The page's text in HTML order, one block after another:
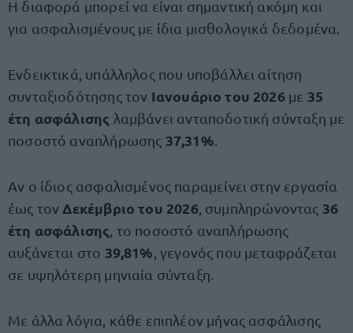
Η διαφορά μπορεί να είναι σημαντική ακόμη και
για ασφαλισμένους με ίδια μισθολογικά δεδομένα.
Ενδεικτικά, υπάλληλος που υποβάλλει αίτηση
συνταξιοδότησης τον Ιανουάριο του 2026με 35
έτη ασφάλισης λαμβάνει ανταποδοτική σύνταξη με
ποσοστό αναπλήρωσης 37,31%
Αν ο ίδιος ασφαλισμένος παραμείνει στην εργασία
έως τον Δεκέμβριο του 2026, συμπληρώνοντας 36
έτη ασφάλισης , το ποσοστό αναπλήρωσης
αυξάνεται στο 39,81% , γεγονός που μεταφράζεται
σε υψηλότερη μηνιαία σύνταξη.
Με άλλα λόγια, κάθε επιπλέον μήνας ασφάλισης